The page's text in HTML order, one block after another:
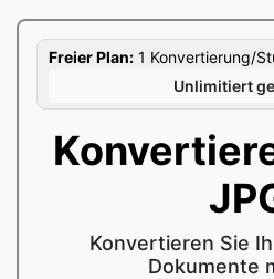
Freier Plan: 1 Konvertierung/
Unlimitiert
Konvertieren Sie
Dokumente